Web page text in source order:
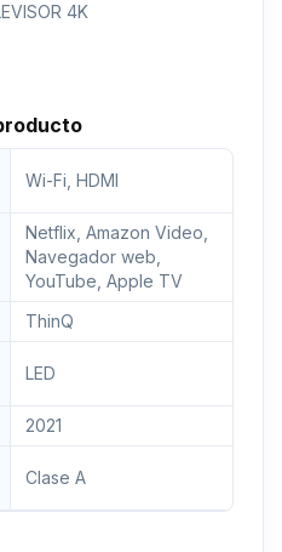
4K
Wi-Fi, HDMI
Netflix, Amazon Video,
Navegador web,
YouTube, Apple TV
ThinQ
LED
2021
Clase A